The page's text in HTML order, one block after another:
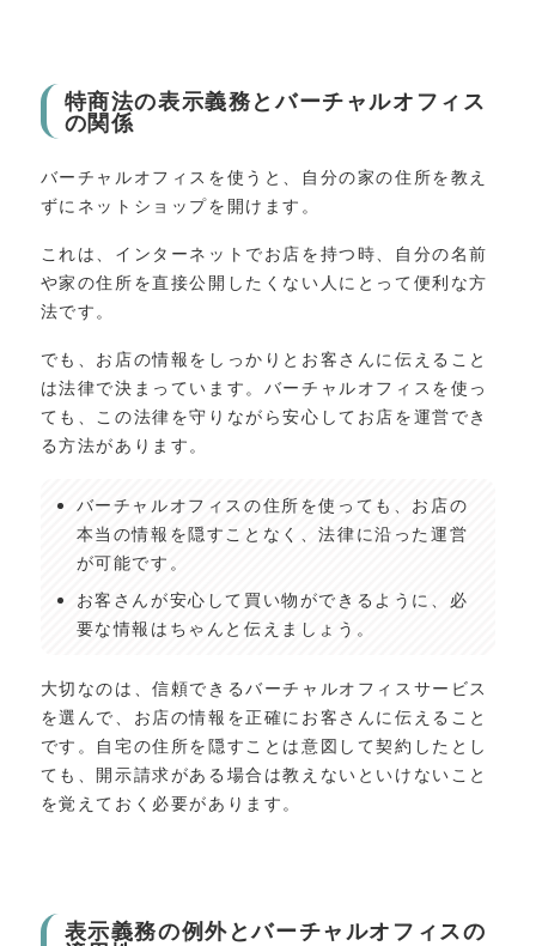
特商法の表示義務とバーチャルオフィス
の関係
バーチャルオフィスを使うと、自分の家の住所を教え
ずにネットショップを開けます。
これは、インターネットでお店を持つ時、自分の名前
や家の住所を直接公開したくない人にとって便利な方
法です。
でも、お店の情報をしっかりとお客さんに伝えること
は法律で決まっています。バーチャルオフィスを使っ
ても、この法律を守りながら安心してお店を運営でき
る方法があります。
バーチャルオフィスの住所を使っても、お店の
本当の情報を隠すことなく、法律に沿った運営
が可能です。
お客さんが安心して買い物ができるように、必
要な情報はちゃんと伝えましょう。
大切なのは、信頼できるバーチャルオフィスサービス
を選んで、お店の情報を正確にお客さんに伝えること
です。自宅の住所を隠すことは意図して契約したとし
ても、開示請求がある場合は教えないといけないこと
を覚えておく必要があります。
表示義務の例外とバーチャルオフィスの